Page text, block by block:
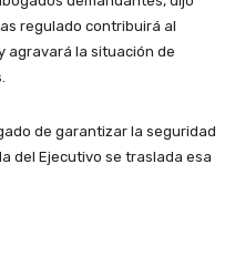
regulado contribuirá al
agravará la situación de
de garantizar la seguridad
del Ejecutivo se traslada esa